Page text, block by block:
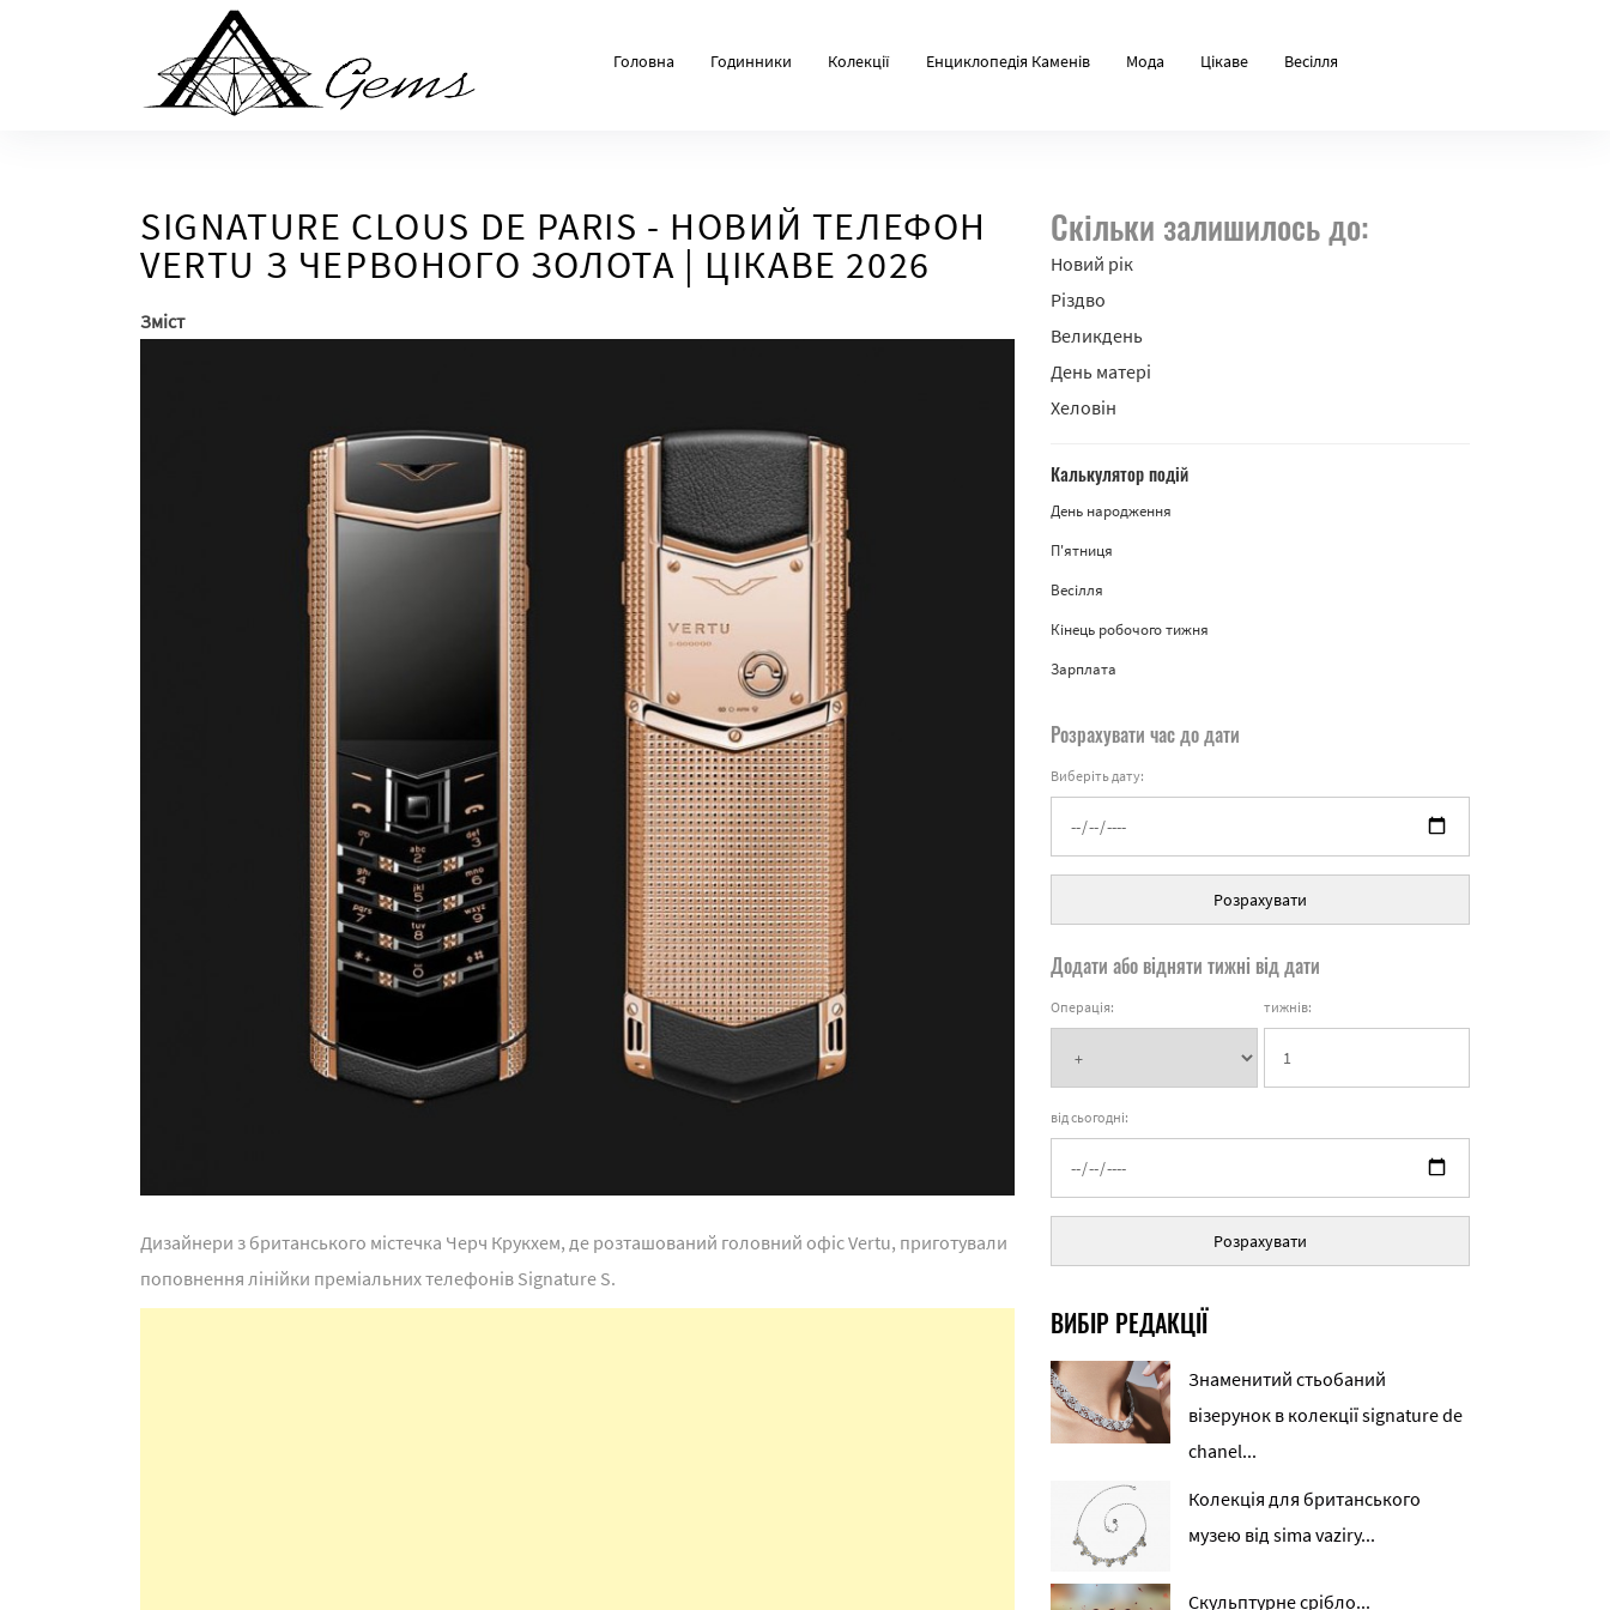
Головна Годинники Колекції Енциклопедія Каменів Мода Цікаве Весілля
SIGNATURE CLOUS DE PARIS - НОВИЙ ТЕЛЕФОН
VERTU З ЧЕРВОНОГО ЗОЛОТА | ЦІКАВЕ 2026
Зміст
Дизайнери з британського містечка Черч Крукхем, де розташований головний офіс Vertu, приготували
поповнення лінійки преміальних телефонів Signature S.
Скільки залишилось до:
Новий рік
Різдво
Великдень
День матері
Хеловін
Калькулятор подій
День народження
П'ятниця
Весілля
Кінець робочого тижня
Зарплата
Розрахувати час до дати
Виберіть дату:
Розрахувати
Додати або відняти тижні від дати
Операція: тижнів:
від сьогодні:
Розрахувати
ВИБІР РЕДАКЦІЇ
Знаменитий стьобаний
візерунок в колекції signature de
chanel...
Колекція для британського
музею від sima vaziry...
Скульптурне срібло...